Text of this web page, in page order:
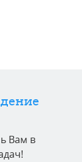
Вам в